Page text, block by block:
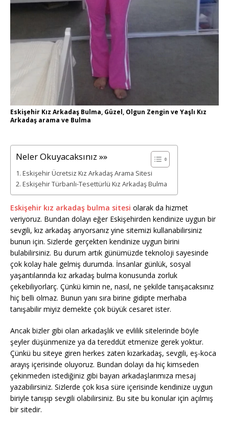
Eskişehir Kız Arkadaş Bulma, Güzel, Olgun Zengin ve Yaşlı Kız
Arkadaş arama ve Bulma
Neler Okuyacaksınız »»
Eskişehir Ücretsiz Kız Arkadaş Arama Sitesi
Eskişehir Türbanlı-Tesettürlü Kız Arkadaş Bulma
Eskişehir kız arkadaş bulma sitesi olarak da hizmet
veriyoruz. Bundan dolayı eğer Eskişehirden kendinize uygun bir
sevgili, kız arkadaş arıyorsanız yine sitemizi kullanabilirsiniz
bunun için. Sizlerde gerçekten kendinize uygun birini
bulabilirsiniz. Bu durum artık günümüzde teknoloji sayesinde
çok kolay hale gelmiş durumda. İnsanlar günlük, sosyal
yaşantılarında kız arkadaş bulma konusunda zorluk
çekebiliyorlarç. Çünkü kimin ne, nasıl, ne şekilde tanışacaksınız
hiç belli olmaz. Bunun yanı sıra birine gidipte merhaba
tanışabilir miyiz demekte çok büyük cesaret ister.
Ancak bizler gibi olan arkadaşlık ve evlilik sitelerinde böyle
şeyler düşünmenize ya da tereddüt etmenize gerek yoktur.
Çünkü bu siteye giren herkes zaten kızarkadaş, sevgili, eş-koca
arayış içerisinde oluyoruz. Bundan dolayı da hiç kimseden
çekinmeden istediğiniz gibi bayan arkadaşlarımıza mesaj
yazabilirsiniz. Sizlerde çok kısa süre içerisinde kendinize uygun
biriyle tanışıp sevgili olabilirsiniz. Bu site bu konular için açılmış
bir sitedir.